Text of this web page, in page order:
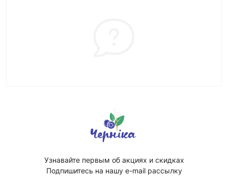
Узнавайте первым об акциях и скидках
Подпишитесь на нашу e-mail рассылку